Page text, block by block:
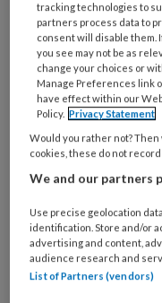
Wat
is
je
e-
mailadres?
* *
Kies
je
wachtwoord* *
Kies
je
functie
Bij
welke
organisatie
tracking technologies to
partners process data to
consent will disable them.
you see may not be as
change your choices or
Manage Preferences link
have effect within our
Policy. Privacy Statement
Would you rather not?
cookies, these do not
We and our partners
Use precise geolocation
identification. Store and/or
advertising and content,
audience research and
List of Partners (vendors)